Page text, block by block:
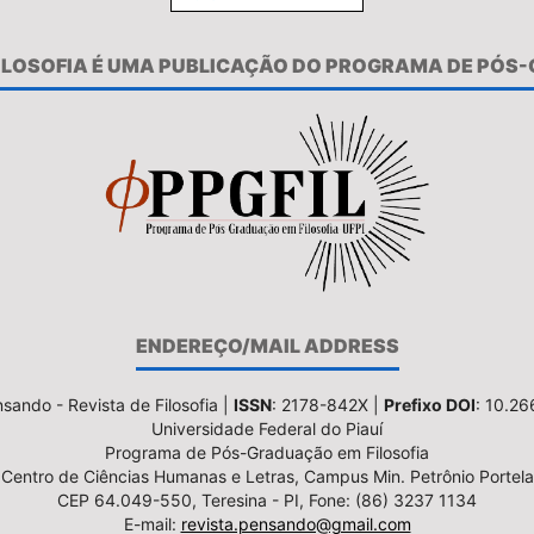
É UMA PUBLICAÇÃO DO PROGRAMA DE
ENDEREÇO/MAIL ADDRESS
- Revista de Filosofia | ISSN: 2178-842X | Prefixo DOI:
Universidade Federal do Piauí
Programa de Pós-Graduação em Filosofia
Centro de Ciências Humanas e Letras, Campus Min. Petrônio Portela
CEP 64.049-550, Teresina - PI, Fone: (86) 3237 1134
E-mail: revista.pensando@gmail.com